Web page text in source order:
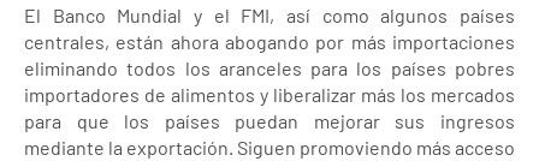
El Banco Mundial y el FMI, así como algunos países
centrales, están ahora abogando por más importaciones
eliminando todos los aranceles para los países pobres
importadores de alimentos y liberalizar más los mercados
para que los países puedan mejorar sus ingresos
mediante la exportación. Siguen promoviendo más acceso